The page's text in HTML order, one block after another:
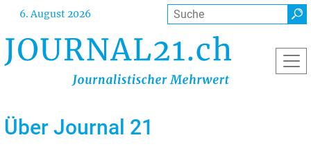
Direkt
Inhalt
6. August 2026 Suche
Über Journal 21